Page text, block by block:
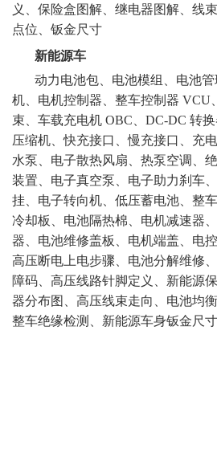
义、保险盒图解、继电器图解、线
点位、钣金尺寸
新能源车
动力电池包、电池模组、电池
机、电机控制器、整车控制器 VCU
束、车载充电机 OBC、DC-DC 转
压缩机、快充接口、慢充接口、充
水泵、电子散热风扇、热泵空调、
装置、电子真空泵、电子助力刹车
挂、电子转向机、低压蓄电池、整
冷却板、电池隔热棉、电机减速器
器、电池维修盖板、电机端盖、电
高压断电上电步骤、电池分解维修
障码、高压线路针脚定义、新能源
器分布图、高压线束走向、电池均
整车绝缘检测、新能源车身钣金尺寸